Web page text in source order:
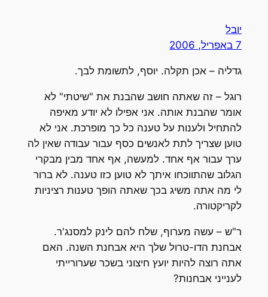
יובל
7 באפריל, 2006
גדליה – אכן תקלה. יוסף, לתשומת לבך.
רוגל – זה שאתה חושב שהבנת את "שיטתי" לא
אומר שהבנת אותה. אני אפילו לא יודע מאיפה
להתחיל ולענות על טענה כל כך מופרכת. אני לא
טוען שצריך לתת לאנשים כסף עבור עבודה שאין לה
ערך עבור אף אחד. למעשה, אף אחד מבין מבקרי
הגלוב שהתווכחו איתך לא טוען כזו טענה. לא ברור
לי מה אתה משיג בכך שאתה הופך טענות רציניות
לקריקטורה.
ר"ש – עשה מערוף, שלח להם לינק למסנג'ר.
אבחנת הדו-טרול שלך היא אבחנת השנה. האם
אתה רוצה להיות יועץ חיצוני בשכר שערורייתי
לענייני אבחנות?